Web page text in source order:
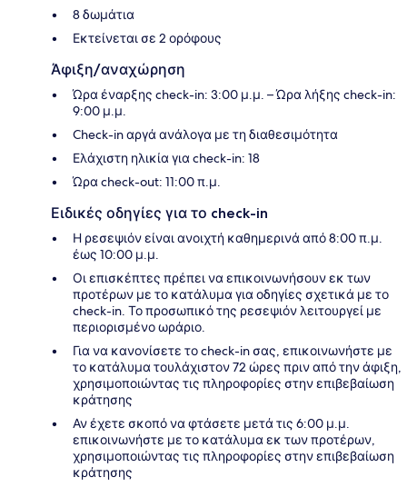
8 δωμάτια
Εκτείνεται σε 2 ορόφους
Άφιξη/αναχώρηση
Ώρα έναρξης check-in: 3:00 μ.μ. – Ώρα λήξης check-in:
9:00 μ.μ.
Check-in αργά ανάλογα με τη διαθεσιμότητα
Ελάχιστη ηλικία για check-in: 18
Ώρα check-out: 11:00 π.μ.
Ειδικές οδηγίες για το check-in
Η ρεσεψιόν είναι ανοιχτή καθημερινά από 8:00 π.μ.
έως 10:00 μ.μ.
Οι επισκέπτες πρέπει να επικοινωνήσουν εκ των
προτέρων με το κατάλυμα για οδηγίες σχετικά με το
check-in. Το προσωπικό της ρεσεψιόν λειτουργεί με
περιορισμένο ωράριο.
Για να κανονίσετε το check-in σας, επικοινωνήστε με
το κατάλυμα τουλάχιστον 72 ώρες πριν από την άφιξη,
χρησιμοποιώντας τις πληροφορίες στην επιβεβαίωση
κράτησης
Αν έχετε σκοπό να φτάσετε μετά τις 6:00 μ.μ.
επικοινωνήστε με το κατάλυμα εκ των προτέρων,
χρησιμοποιώντας τις πληροφορίες στην επιβεβαίωση
κράτησης